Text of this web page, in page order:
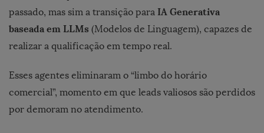
passado, mas sim a transição para IA Generativa
baseada em LLMs (Modelos de Linguagem), capazes de
realizar a qualificação em tempo real.
Esses agentes eliminaram o “limbo do horário
comercial”, momento em que leads valiosos são perdidos
por demoram no atendimento.